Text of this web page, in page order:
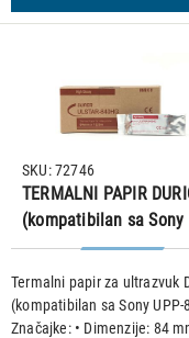
TERMALNI PAPIR
(kompatibilan sa Sony
UPP-84HG), 10 rola
Termalni papir za ultrazvuk
(kompatibilan sa Sony UPP-
Značajke: • Dimenzije: 84
SKU: 72746